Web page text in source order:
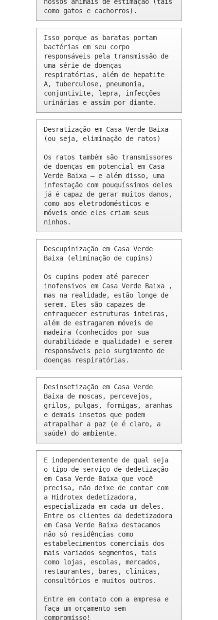
como gatos e cachorros).
Isso porque as baratas portam
bactérias em seu corpo
responsáveis pela transmissão de
uma série de doenças
respiratórias, além de hepatite
A, tuberculose, pneumonia,
conjuntivite, lepra, infecções
urinárias e assim por diante.
Desratização em Casa Verde Baixa
(ou seja, eliminação de ratos)
Os ratos também são transmissores
de doenças em potencial em Casa
Verde Baixa – e além disso, uma
infestação com pouquíssimos deles
já é capaz de gerar muitos danos,
como aos eletrodomésticos e
móveis onde eles criam seus
ninhos.
Descupinização em Casa Verde
Baixa (eliminação de cupins)
Os cupins podem até parecer
inofensivos em Casa Verde Baixa ,
mas na realidade, estão longe de
serem. Eles são capazes de
enfraquecer estruturas inteiras,
além de estragarem móveis de
madeira (conhecidos por sua
durabilidade e qualidade) e serem
responsáveis pelo surgimento de
doenças respiratórias.
Desinsetização em Casa Verde
Baixa de moscas, percevejos,
grilos, pulgas, formigas, aranhas
e demais insetos que podem
atrapalhar a paz (e é claro, a
saúde) do ambiente.
E independentemente de qual seja
o tipo de serviço de dedetização
em Casa Verde Baixa que você
precisa, não deixe de contar com
a Hidrotex dedetizadora,
especializada em cada um deles.
Entre os clientes da dedetizadora
em Casa Verde Baixa destacamos
não só residências como
estabelecimentos comerciais dos
mais variados segmentos, tais
como lojas, escolas, mercados,
restaurantes, bares, clínicas,
consultórios e muitos outros.
Entre em contato com a empresa e
faça um orçamento sem
compromisso!